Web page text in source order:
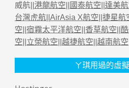
威航|| 港龍航空 國泰航空 達美
台灣虎航 AirAsia X航空 捷星航
空 宿霧太平洋航空 香草航空
空 立榮航空 越捷航空 越南航空
ㄚ琪用過的虛